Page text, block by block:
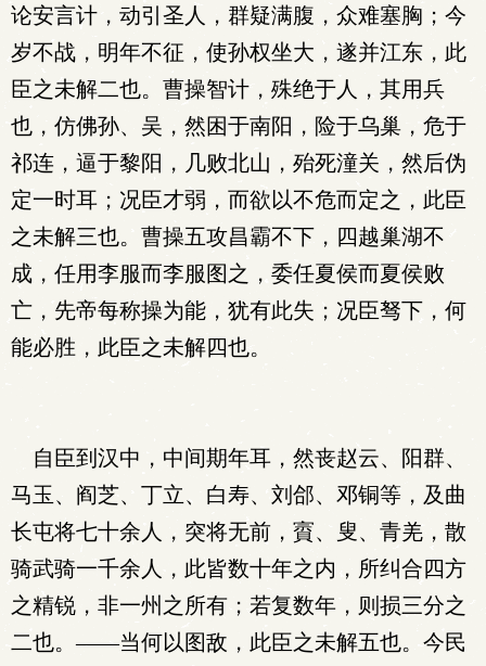
论安言计，动引圣人，群疑满腹，众难塞胸；今
岁不战，明年不征，使孙权坐大，遂并江东，此
臣之未解二也。曹操智计，殊绝于人，其用兵
也，仿佛孙、吴，然困于南阳，险于乌巢，危于
祁连，逼于黎阳，几败北山，殆死潼关，然后伪
定一时耳；况臣才弱，而欲以不危而定之，此臣
之未解三也。曹操五攻昌霸不下，四越巢湖不
成，任用李服而李服图之，委任夏侯而夏侯败
亡，先帝每称操为能，犹有此失；况臣驽下，何
能必胜，此臣之未解四也。
自臣到汉中，中间期年耳，然丧赵云、阳群、
马玉、阎芝、丁立、白寿、刘郃、邓铜等，及曲
长屯将七十余人，突将无前，賨、叟、青羌，散
骑武骑一千余人，此皆数十年之内，所纠合四方
之精锐，非一州之所有；若复数年，则损三分之
二也。——当何以图敌，此臣之未解五也。今民